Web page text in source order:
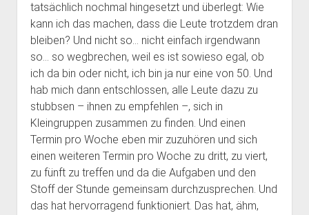
tatsächlich nochmal hingesetzt und überlegt: Wie
kann ich das machen, dass die Leute trotzdem dran
bleiben? Und nicht so… nicht einfach irgendwann
so… so wegbrechen, weil es ist sowieso egal, ob
ich da bin oder nicht, ich bin ja nur eine von 50. Und
hab mich dann entschlossen, alle Leute dazu zu
stubbsen – ihnen zu empfehlen –, sich in
Kleingruppen zusammen zu finden. Und einen
Termin pro Woche eben mir zuzuhören und sich
einen weiteren Termin pro Woche zu dritt, zu viert,
zu fünft zu treffen und da die Aufgaben und den
Stoff der Stunde gemeinsam durchzusprechen. Und
das hat hervorragend funktioniert. Das hat, ähm,